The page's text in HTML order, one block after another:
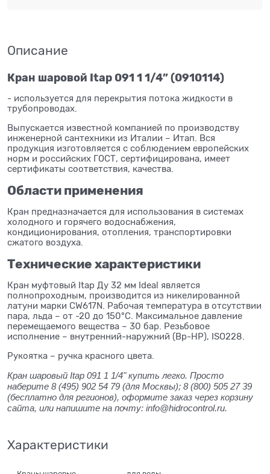
Описание
Кран шаровой Itap 091 1 1/4” (0910114)
- используется для перекрытия потока жидкости в
трубопроводах.
Выпускается известной компанией по производству
инженерной сантехники из Италии – Итап. Вся
продукция изготовляется с соблюдением европейских
норм и российских ГОСТ, сертифицирована, имеет
сертификаты соответствия, качества.
Области применения
Кран предназначается для использования в системах
холодного и горячего водоснабжения,
кондиционирования, отопления, транспортировки
сжатого воздуха.
Технические характеристики
Кран муфтовый Itap Ду 32 мм Ideal является
полнопроходным, производится из никелированной
латуни марки CW617N. Рабочая температура в отсутствии
пара, льда – от -20 до 150°C. Максимальное давление
перемещаемого вещества – 30 бар. Резьбовое
исполнение – внутренний-наружний (Вр-НР), ISO228.
Рукоятка – ручка красного цвета.
Кран шаровый Itap 091 1 1/4" купить легко. Просто
наберите 8 (495) 902 54 79 (для Москвы); 8 (800) 505 27 39
(бесплатно для регионов), оформите заказ через корзину
сайта, или напишите на почту: info@hidrocontrol.ru.
Характеристики